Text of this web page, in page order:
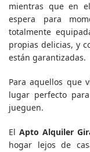
mientras que en
espera para
totalmente
propias delicias, y
están garantizadas.
Para aquellos que
lugar perfecto
jueguen.
ElApto Alquiler
hogar lejos de